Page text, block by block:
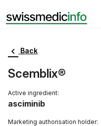
Back
Scemblix®
Active ingredient:
asciminib
Marketing authorisation holder: